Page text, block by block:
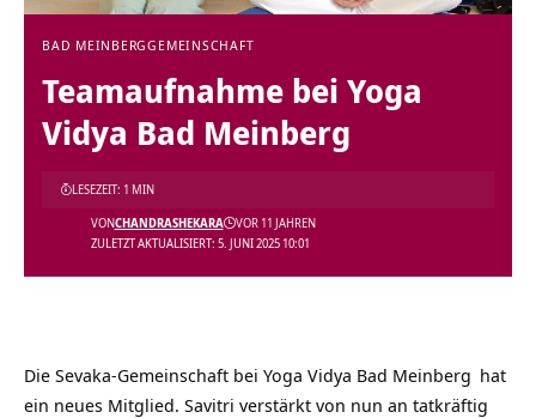
BAD MEINBERGGEMEINSCHAFT
Teamaufnahme bei Yoga
Vidya Bad Meinberg
ZULETZT AKTUALISIERT: 5. JUNI 2025 10:01
VONCHANDRASHEKARA VOR 11 JAHREN
LESEZEIT: 1 MIN
Die Sevaka-Gemeinschaft bei Yoga Vidya Bad Meinberg hat
ein neues Mitglied. Savitri verstärkt von nun an tatkräftig